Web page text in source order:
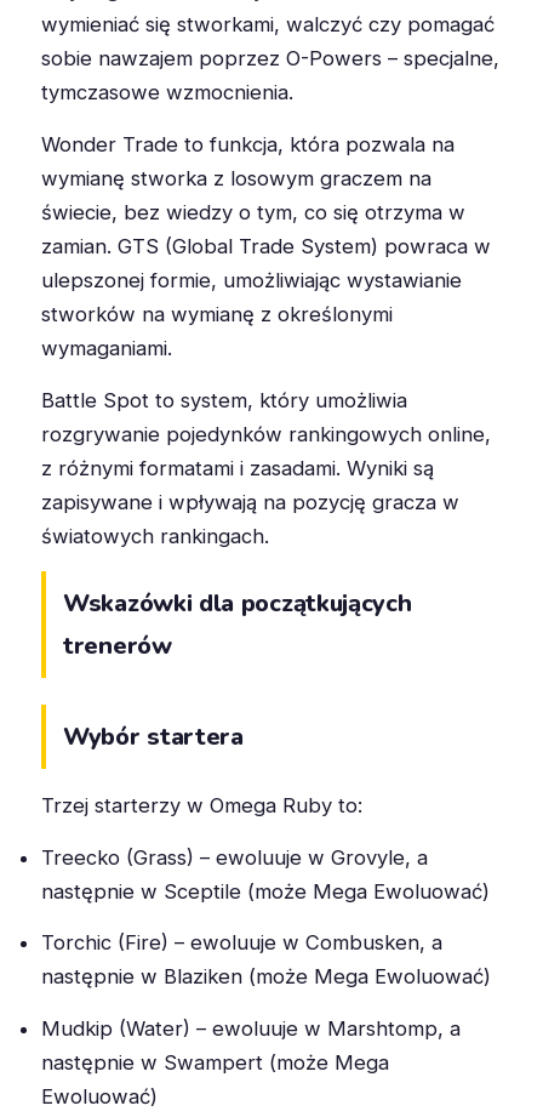
wymieniać się stworkami, walczyć czy pomagać
sobie nawzajem poprzez O-Powers – specjalne,
tymczasowe wzmocnienia.
Wonder Trade to funkcja, która pozwala na
wymianę stworka z losowym graczem na
świecie, bez wiedzy o tym, co się otrzyma w
zamian. GTS (Global Trade System) powraca w
ulepszonej formie, umożliwiając wystawianie
stworków na wymianę z określonymi
wymaganiami.
Battle Spot to system, który umożliwia
rozgrywanie pojedynków rankingowych online,
z różnymi formatami i zasadami. Wyniki są
zapisywane i wpływają na pozycję gracza w
światowych rankingach.
Wskazówki dla początkujących
trenerów
Wybór startera
Trzej starterzy w Omega Ruby to:
Treecko (Grass) – ewoluuje w Grovyle, a
następnie w Sceptile (może Mega Ewoluować)
Torchic (Fire) – ewoluuje w Combusken, a
następnie w Blaziken (może Mega Ewoluować)
Mudkip (Water) – ewoluuje w Marshtomp, a
następnie w Swampert (może Mega
Ewoluować)